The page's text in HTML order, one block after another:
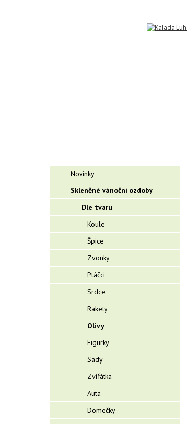
Novinky
Skleněné vánoční ozdoby
Dle tvaru
Koule
Špice
Zvonky
Ptáčci
Srdce
Rakety
Olivy
Figurky
Sady
Zvířátka
Auta
Domečky